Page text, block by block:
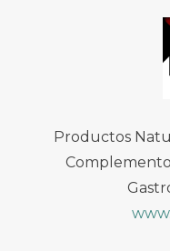
Productos